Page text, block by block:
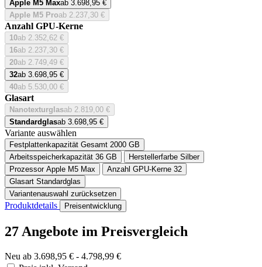
Apple M5 Maxab 3.698,95 €
Apple M5 Proab 2.237,30 €
Anzahl GPU-Kerne
10ab 2.352,62 €
16ab 2.237,30 €
20ab 2.749,49 €
32ab 3.698,95 €
40ab 5.530,00 €
Glasart
Nanotexturglasab 2.819,00 €
Standardglasab 3.698,95 €
Variante auswählen
Festplattenkapazität Gesamt 2000 GB
Arbeitsspeicherkapazität 36 GB Herstellerfarbe Silber
Prozessor Apple M5 Max Anzahl GPU-Kerne 32
Glasart Standardglas
Variantenauswahl zurücksetzen
Produktdetails Preisentwicklung
27 Angebote im Preisvergleich
Neu ab 3.698,95 € - 4.798,99 €